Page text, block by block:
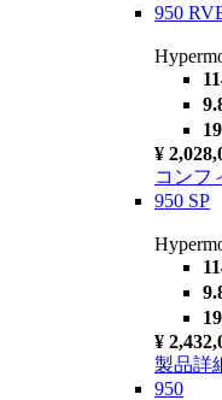
950
¥
コンフ
950 SP
¥
製品詳
950